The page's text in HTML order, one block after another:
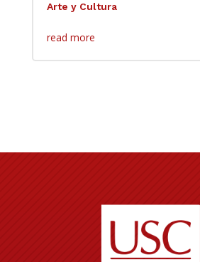
Arte y Cultura
read more